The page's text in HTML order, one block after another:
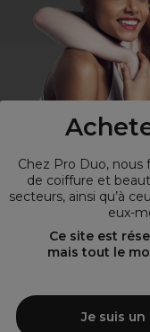
Chez Pro Duo, nous
de coiffure et
secteurs, ainsi qu’à
eux-
Ce site est
mais tout le
Je suis
Vous
Visitez
Spécialiste de la
large sélection de
Duo le fournisseur
de beauté! Notre gamme